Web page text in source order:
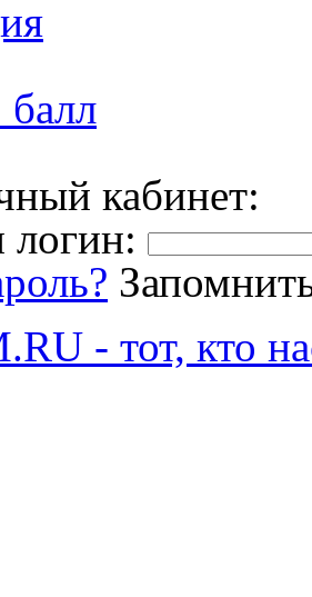
балл
кабинет:
логин:
- тот, кто